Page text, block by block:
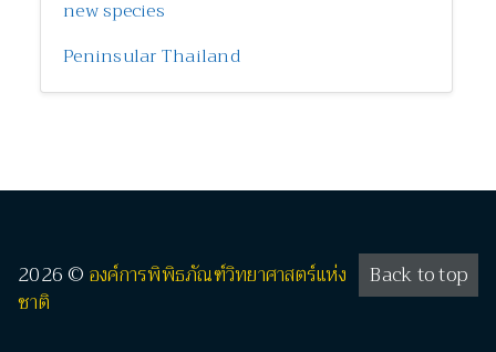
new species
Peninsular Thailand
Back to top
2026 © องค์การพิพิธภัณฑ์วิทยาศาสตร์แห่ง
ชาติ